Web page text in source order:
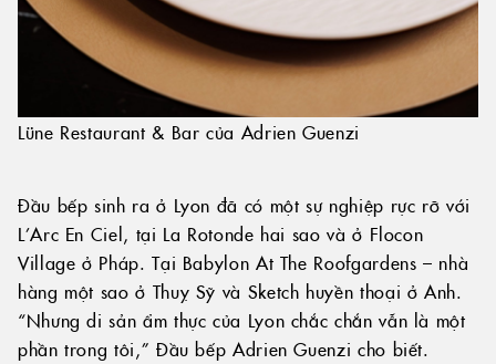
Lüne Restaurant & Bar của Adrien Guenzi
Đầu bếp sinh ra ở Lyon đã có một sự nghiệp rực rỡ với
L’Arc En Ciel, tại La Rotonde hai sao và ở Flocon
Village ở Pháp. Tại Babylon At The Roofgardens – nhà
hàng một sao ở Thuỵ Sỹ và Sketch huyền thoại ở Anh.
“Nhưng di sản ẩm thực của Lyon chắc chắn vẫn là một
phần trong tôi,” Đầu bếp Adrien Guenzi cho biết.